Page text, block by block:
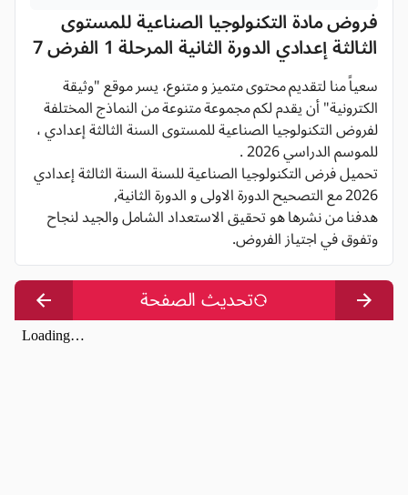
فروض مادة التكنولوجيا الصناعية للمستوى
الثالثة إعدادي الدورة الثانية المرحلة 1 الفرض 7
سعياً منا لتقديم محتوى متميز و متنوع، يسر موقع "وثيقة
الكترونية" أن يقدم لكم مجموعة متنوعة من النماذج المختلفة
لفروض التكنولوجيا الصناعية للمستوى السنة الثالثة إعدادي ،
للموسم الدراسي 2026 .
تحميل فرض التكنولوجيا الصناعية للسنة السنة الثالثة إعدادي
2026 مع التصحيح الدورة الاولى و الدورة الثانية,
هدفنا من نشرها هو تحقيق الاستعداد الشامل والجيد لنجاح
وتفوق في اجتياز الفروض.
تحديث الصفحة